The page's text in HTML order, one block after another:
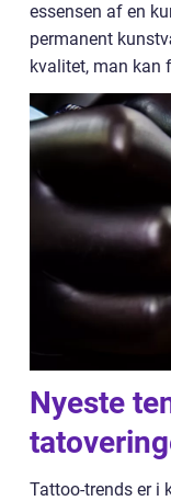
essensen af en
permanent
kvalitet, man kan
Nyeste
Tattoo-trends er i